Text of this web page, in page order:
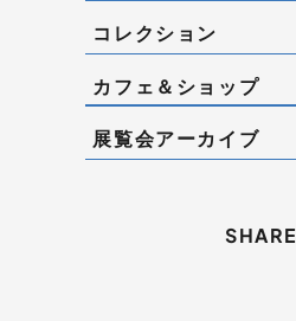
コレクション
カフェ＆ショップ
展覧会アーカイブ
SHARE